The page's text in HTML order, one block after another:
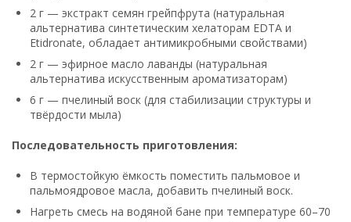
2 г — экстракт семян грейпфрута (натуральная
альтернатива синтетическим хелаторам EDTA и
Etidronate, обладает антимикробными свойствами)
2 г — эфирное масло лаванды (натуральная
альтернатива искусственным ароматизаторам)
6 г — пчелиный воск (для стабилизации структуры и
твёрдости мыла)
Последовательность приготовления:
В термостойкую ёмкость поместить пальмовое и
пальмоядровое масла, добавить пчелиный воск.
Нагреть смесь на водяной бане при температуре 60–70